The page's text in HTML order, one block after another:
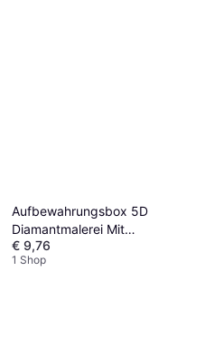
Aufbewahrungsbox 5D
Diamantmalerei Mit
Sortierfächern
€ 9,76
1 Shop